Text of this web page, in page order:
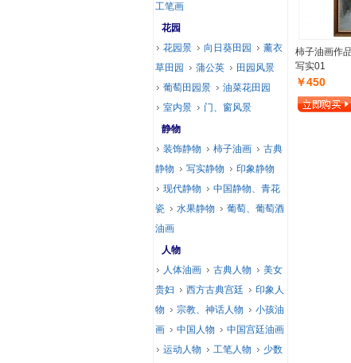
柿子油画作
写实01
￥450
工笔画
花园
花园景
向日葵田园
薰衣
草田园
蒲公英
田园风景
葡萄田园景
油菜花田园
室内景
门、窗风景
静物
装饰静物
柿子油画
古典
静物
写实静物
印象静物
现代静物
中国静物、青花
瓷
水果静物
葡萄、葡萄酒
油画
人物
人体油画
古典人物
美女
贵妇
西方古典宫廷
印象人
物
宗教、神话人物
小孩油
画
中国人物
中国宫廷油画
运动人物
工笔人物
少数